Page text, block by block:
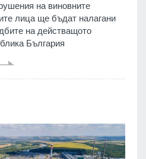
на виновните
лица ще бъдат налагани
на действащото
България